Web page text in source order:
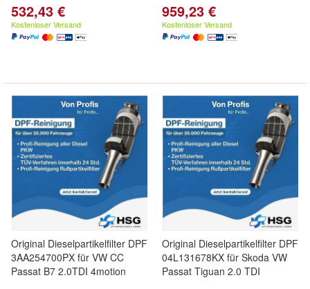
532,43 €
Kostenloser Versand
959,23 €
Kostenloser Versand
Original Dieselpartikelfilter DPF
3AA254700PX für VW CC
Passat B7 2.0TDI 4motion
Original Dieselpartikelfilter DPF
04L131678KX für Skoda VW
Passat Tiguan 2.0 TDI